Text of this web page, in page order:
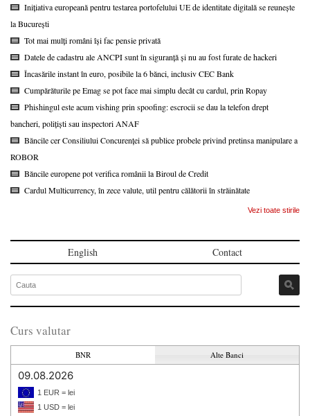
Inițiativa europeană pentru testarea portofelului UE de identitate digitală se reunește
la București
Tot mai mulți români își fac pensie privată
Datele de cadastru ale ANCPI sunt în siguranță și nu au fost furate de hackeri
Încasările instant în euro, posibile la 6 bănci, inclusiv CEC Bank
Cumpărăturile pe Emag se pot face mai simplu decât cu cardul, prin Ropay
Phishingul este acum vishing prin spoofing: escrocii se dau la telefon drept
bancheri, polițiști sau inspectori ANAF
Băncile cer Consiliului Concurenței să publice probele privind pretinsa manipulare a
ROBOR
Băncile europene pot verifica românii la Biroul de Credit
Cardul Multicurrency, în zece valute, util pentru călătorii în străinătate
Vezi toate stirile
English Contact
Curs valutar
BNR Alte Banci
09.08.2026
1 EUR = lei
1 USD = lei